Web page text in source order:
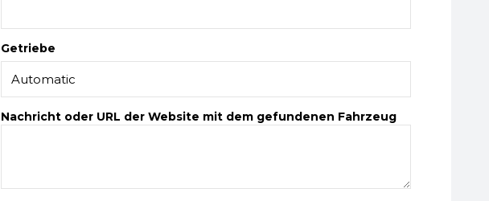
Getriebe
Nachricht oder URL der Website mit dem gefundenen Fahrzeug